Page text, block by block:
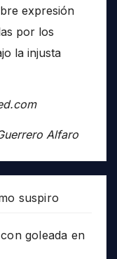
expresión
por los
la injusta
Alfaro
suspiro
goleada en